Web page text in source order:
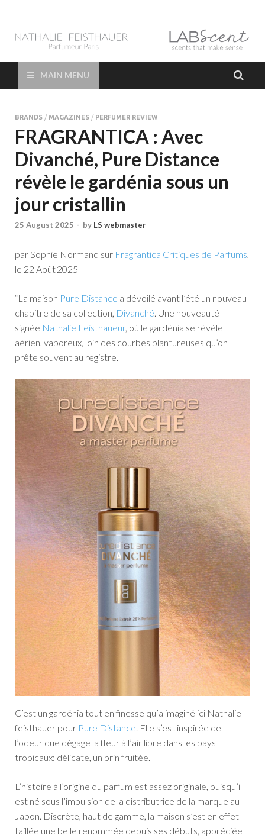
LAB Scent – Nathalie
Feisthauer –
Parfumeur Créateur
Paris – Fine
Fragrances Bespoke
Perfumer
Parfums de Niche et Sur Mesure – Nez – Nose – Niche and bespoke
Perfume – Nathalie Feisthauer – LAB Scent
MAIN MENU
BRANDS / MAGAZINES / PERFUMER REVIEW
FRAGRANTICA : Avec
Divanché, Pure Distance
révèle le gardénia sous un
jour cristallin
25 August 2025 - by LS webmaster
par Sophie Normand sur Fragrantica Critiques de Parfums,
le 22 Août2025
“La maison Pure Distance a dévoilé avant l’été un nouveau
chapitre de sa collection, Divanché. Une nouveauté
signée Nathalie Feisthaueur, où le gardénia se révèle
aérien, vaporeux, loin des courbes plantureuses qu’on
prête souvent au registre.
C’est un gardénia tout en finesse qu’a imaginé ici Nathalie
feisthauer pour Pure Distance . Elle s’est inspirée de
l’odeur que dégage la fleur à l’air libre dans les pays
tropicaux: délicate, un brin fruitée.
L’histoire à l’origine du parfum est assez originale, puisqu’il
est né sous l’impulsion de la distributrice de la marque au
Japon. Discrète, haut de gamme, la maison s’est en effet
taillée une belle renommée depuis ses débuts, appréciée